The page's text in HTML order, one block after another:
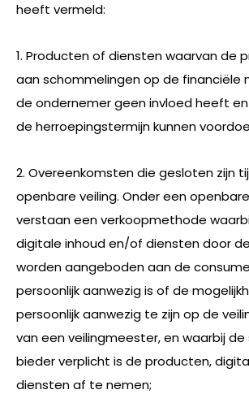
heeft vermeld:
1. Producten of diensten waarvan de
aan schommelingen op de financiële
de ondernemer geen invloed heeft
de herroepingstermijn kunnen
2. Overeenkomsten die gesloten zijn
openbare veiling. Onder een
verstaan een verkoopmethode
digitale inhoud en/of diensten door
worden aangeboden aan de
persoonlijk aanwezig is of de
persoonlijk aanwezig te zijn op de
van een veilingmeester, en waarbij de
bieder verplicht is de producten,
diensten af te nemen;